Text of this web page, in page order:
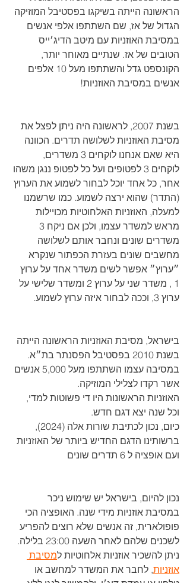
הראשונה הייתה בשיקגו בפסטיבל המוזיקה
הגדול של אז, שם השתתפו אלפי אנשים
במסיבת האוזניות עם מיטב הדיג׳ייס
הטובים של אז. שנתיים מאוחר יותר,
הקונספט גדל והשתתפו מעל 10 אלפים
אנשים במסיבת האוזניות!
בשנת 2007, לראשונה היה ניתן לפצל את
מסיבת האוזניות לשלושה תדרים. הכוונה
היא שאם אנחנו לוקחים 3 משדרים,
לוקחים 3 לפטופים ועל כל לפטופ ננגן משהו
אחר, כל אחד יוכל לבחור לשמוע את הערוץ
(התדר) שהוא ירצה לשמוע. כמו שרשמנו
למעלה, האוזניות האלחוטיות מכויילות
משדרים שונים ונחבר אותם לשלושה
מחשבים שונים בעזרת הכפתור שנקרא
״ערוץ״ אפשר לשים משדר אחד על ערוץ
1 , משדר שני על ערוץ 2 ומשדר שלישי על
ערוץ 3, וככה לבחור איזה ערוץ לשמוע.
בישראל, מסיבת האוזניות הראשונה הייתה
בשנת 2010 בפסטיבל הפסנתר בת״א.
במסיבה עצמו השתתפו מעל 5,000 אנשים
אשר רקדו לצלילי המוזיקה.
האוזניות הראשונות היו די פשוטות למדי,
וכל שנה יצא דגם חדש.
כיום, נכון לכתיבת שורות אלה (2024),
ברשותינו הדגם החדיש ביותר של האוזניות
ועם אופציה ל 6 תדרים שונים
נכון להיום, בישראל יש שימוש ניכר
במסיבת אוזניות מידי שנה. האופציה הכי
פופולארית, זה אנשים שלא רוצים להפריע
לשכנים שלהם לאחר השעה 23:00 בלילה.
ניתן להשכיר אוזניות אלחוטיות למסיבת
אוזניות, לחבר את המשדר למחשב או